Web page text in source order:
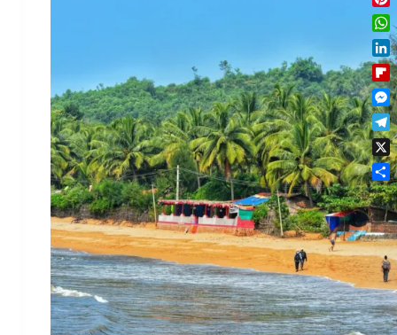
a
c
e
b
o
o
k
P
i
n
t
e
r
e
s
t
W
h
a
t
s
A
p
p
L
i
n
k
e
d
I
n
F
l
i
p
b
o
a
r
d
M
e
s
s
e
n
g
e
r
T
e
l
e
g
r
a
m
X
S
h
a
r
e